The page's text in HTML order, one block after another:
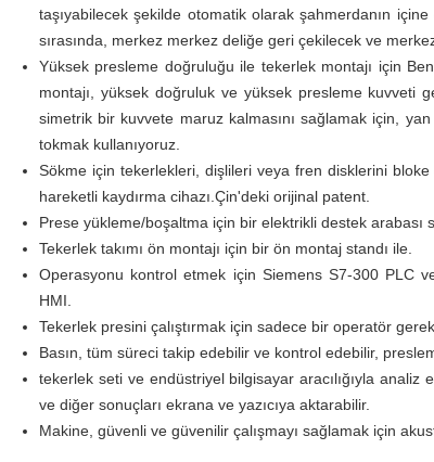
taşıyabilecek şekilde otomatik olarak şahmerdanın
sırasında, merkez merkez deliğe geri çekilecek ve
Yüksek presleme doğruluğu ile tekerlek montajı için
montajı, yüksek doğruluk ve yüksek presleme kuvveti
simetrik bir kuvvete maruz kalmasını sağlamak için,
tokmak kullanıyoruz.
Sökme için tekerlekleri, dişlileri veya fren disklerini
hareketli kaydırma cihazı.Çin'deki orijinal patent.
Prese yükleme/boşaltma için bir elektrikli destek arabası
Tekerlek takımı ön montajı için bir ön montaj standı ile.
Operasyonu kontrol etmek için Siemens S7-300 PLC
HMI.
Tekerlek presini çalıştırmak için sadece bir operatör
Basın, tüm süreci takip edebilir ve kontrol edebilir,
tekerlek seti ve endüstriyel bilgisayar aracılığıyla analiz
ve diğer sonuçları ekrana ve yazıcıya aktarabilir.
Makine, güvenli ve güvenilir çalışmayı sağlamak için